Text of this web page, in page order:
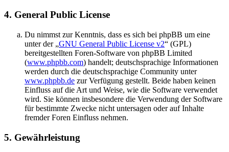
4. General Public License
Du nimmst zur Kenntnis, dass es sich bei phpBB um eine
unter der „GNU General Public License v2“ (GPL)
bereitgestellten Foren-Software von phpBB Limited
(www.phpbb.com) handelt; deutschsprachige Informationen
werden durch die deutschsprachige Community unter
www.phpbb.de zur Verfügung gestellt. Beide haben keinen
Einfluss auf die Art und Weise, wie die Software verwendet
wird. Sie können insbesondere die Verwendung der Software
für bestimmte Zwecke nicht untersagen oder auf Inhalte
fremder Foren Einfluss nehmen.
5. Gewährleistung